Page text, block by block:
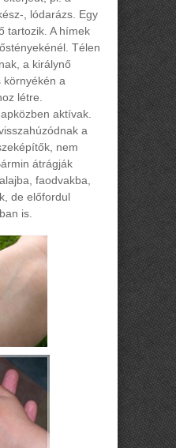
, lódarázs. Egy
tartozik. A hímek
Télen
a királynő
környékén a
létre.
aktívak.
a
nem
átrágják
faodvakba,
de előfordul
is.